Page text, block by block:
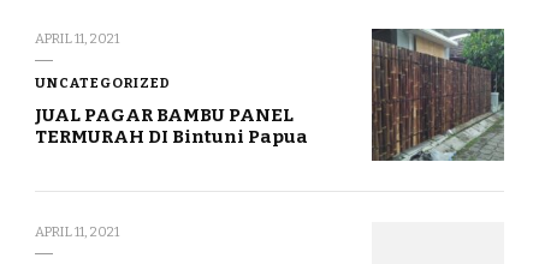
APRIL 11, 2021
UNCATEGORIZED
JUAL PAGAR BAMBU PANEL
TERMURAH DI Bintuni Papua
APRIL 11, 2021